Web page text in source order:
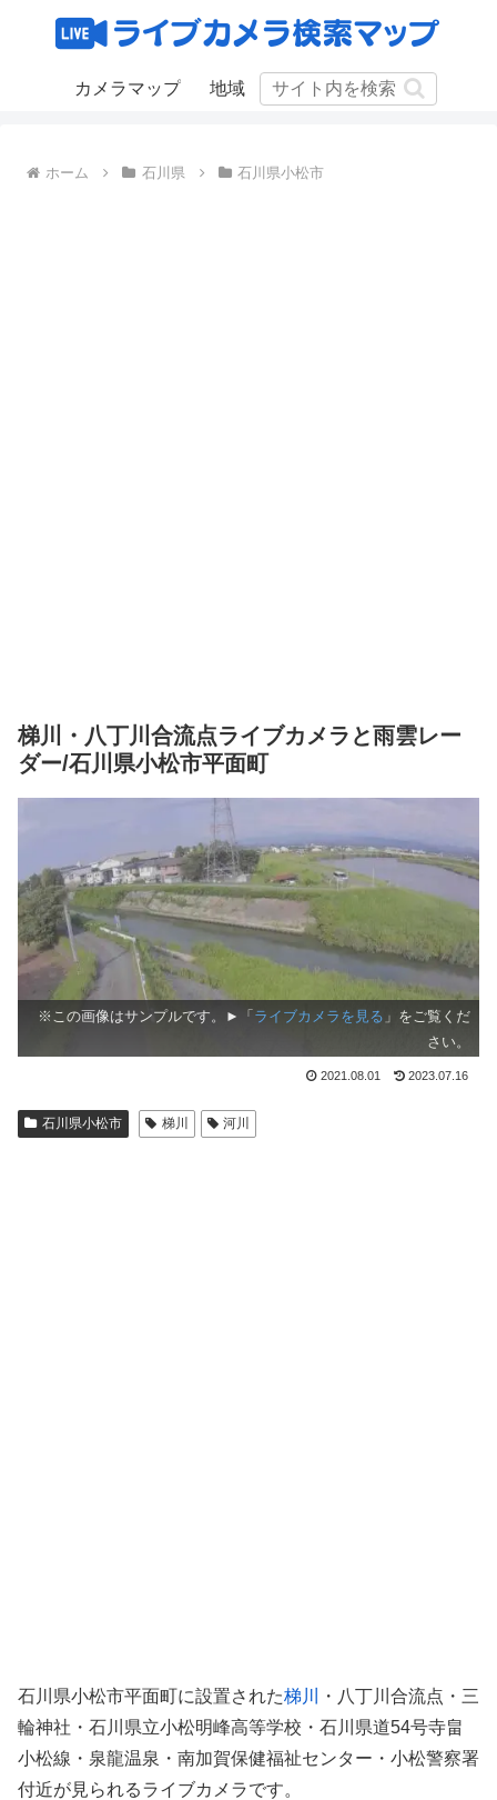
カメラマップ 地域
ホーム 石川県 石川県小松市
梯川・八丁川合流点ライブカメラと雨雲レー
ダー/石川県小松市平面町
※この画像はサンプルです。►「 ライブカメラを見る 」をご覧くだ
さい。
2021.08.01 2023.07.16
石川県小松市 梯川 河川
石川県小松市平面町に設置された梯川
・八丁川合流点・三
輪神社・石川県立小松明峰高等学校・石川県道54号寺畠
小松線・泉龍温泉・南加賀保健福祉センター・小松警察署
付近が見られるライブカメラです。